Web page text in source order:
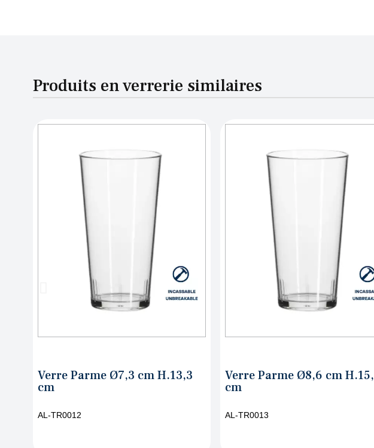
Produits en verrerie similaires
Verre Parme Ø8,6 cm H.15,4
cm
AL-TR0013
Verre Côme Line Ø8,2 cm
H.14,2 cm
AL-TR0014